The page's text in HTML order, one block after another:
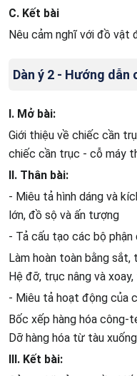
C. Kết bài
Nêu cảm nghĩ với đồ vật
Dàn ý 2 - Hướng
I. Mở bài:
Giới thiệu về chiếc cần
chiếc cần trục - cỗ máy
II. Thân bài:
- Miêu tả hình dáng và
lớn, đồ sộ và ấn tượng
- Tả cấu tạo các bộ phận
Làm hoàn toàn bằng sắt,
Hệ đỡ, trục nâng và
- Miêu tả hoạt động của
Bốc xếp hàng hóa
Dỡ hàng hóa từ tàu
III. Kết bài: